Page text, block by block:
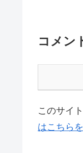
コメン
このサイ
はこちら